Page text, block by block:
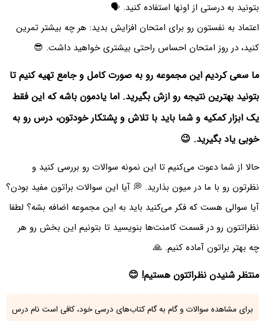
بتونید به درستی از اونها استفاده کنید. 🗣️
اعتماد به نفستون رو برای امتحان افزایش بدید: هر چه بیشتر تمرین
کنید، در روز امتحان احساس راحتی بیشتری خواهید داشت. 😎
ما سعی کردیم این مجموعه رو به صورت کامل و جامع تهیه کنیم تا
بتونید بهترین نتیجه رو ازش بگیرید. اما یادمون باشه که این فقط
یک ابزار کمکیه و شما باید با تلاش و پشتکار خودتون، درس رو به
خوبی یاد بگیرید. 😉
حالا از شما دعوت می‌کنیم تا این نمونه سوالات رو بررسی کنید و
نظرتون رو با ما در میون بذارید. 💭 آیا این سوالات براتون مفید بودن؟
آیا سوالی هست که فکر می‌کنید باید به این مجموعه اضافه بشه؟ لطفا
نظراتتون رو در قسمت کامنت‌ها بنویسید تا بتونیم این بخش رو هر
چه بهتر براتون آماده کنیم. 🙏
منتظر شنیدن نظراتتون هستیم! 😊
برای مشاهده سوالات و گام به گام کتاب‌های درسی خود، کافی است نام درس